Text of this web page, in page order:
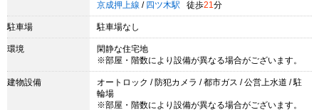
京成押上線 / 四ツ木駅 徒歩21 分
駐車場 駐車場なし
環境
閑静な住宅地
※部屋・階数により設備が異なる場合がございます。
建物設備
オートロック / 防犯カメラ / 都市ガス / 公営上水道 / 駐
輪場
※部屋・階数により設備が異なる場合がございます。